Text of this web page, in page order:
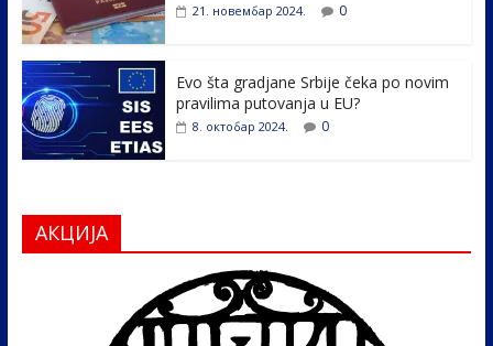
21. новембар 2024. 0
Evo šta gradjane Srbije čeka po novim
pravilima putovanja u EU?
8. октобар 2024. 0
АКЦИЈА